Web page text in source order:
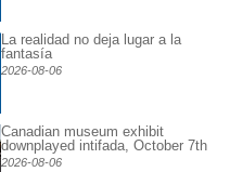
La realidad no deja lugar a la
fantasía
2026-08-06
Canadian museum exhibit
downplayed intifada, October 7th
2026-08-06